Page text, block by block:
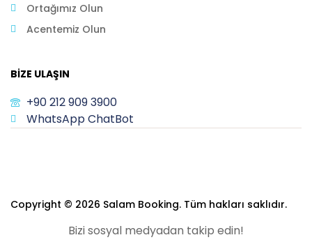
Ortağımız Olun
Acentemiz Olun
BIZE ULAŞIN
+90 212 909 3900
WhatsApp ChatBot
Copyright © 2026 Salam Booking. Tüm hakları saklıdır.
Bizi sosyal medyadan takip edin!